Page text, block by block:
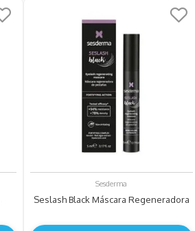
Sesderma
Seslash Black Máscara Regeneradora